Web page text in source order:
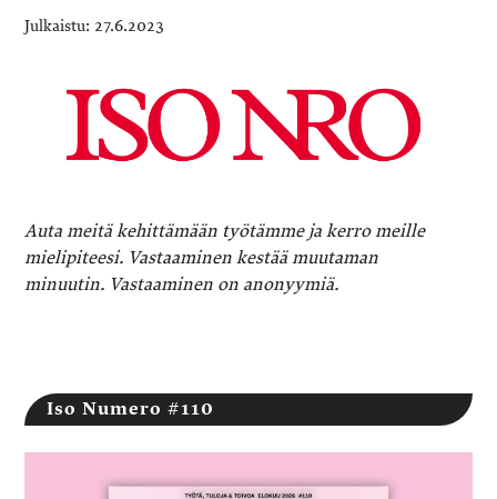
27.6.2023
Auta meitä kehittämään työtämme ja kerro meille
mielipiteesi. Vastaaminen kestää muutaman
minuutin. Vastaaminen on anonyymiä.
Iso Numero #110